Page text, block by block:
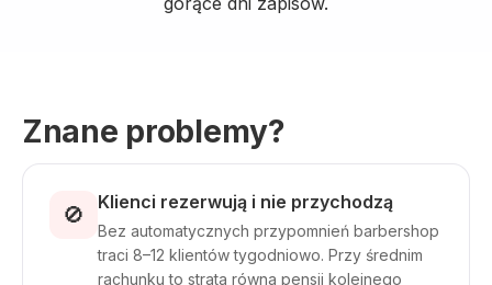
Znane problemy?
🚫 Klienci rezerwują i nie przychodzą
Bez automatycznych przypomnień barbershop
traci 8–12 klientów tygodniowo. Przy średnim
rachunku to strata równa pensji kolejnego